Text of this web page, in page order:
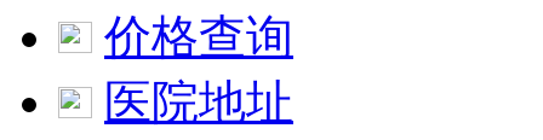
价格查询
医院地址